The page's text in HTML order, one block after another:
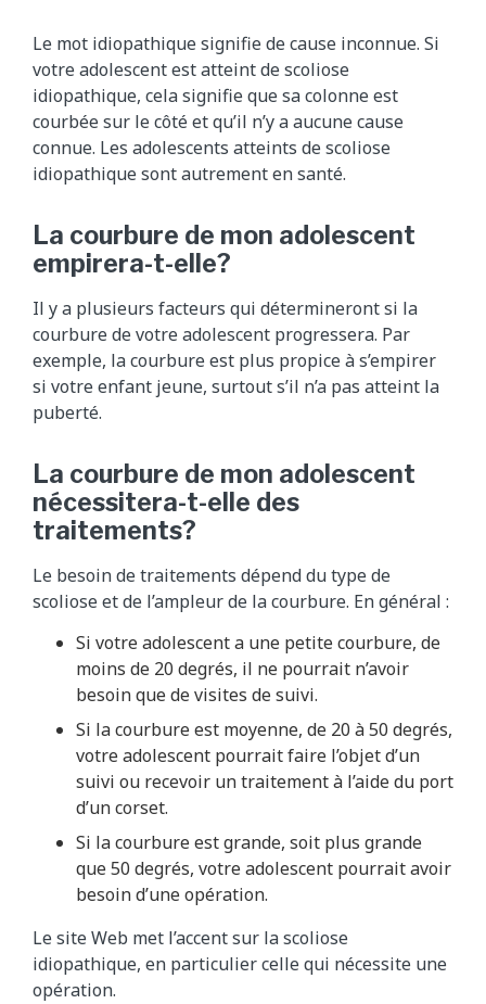
Le mot idiopathique signifie de cause inconnue. Si
votre adolescent est atteint de scoliose
idiopathique, cela signifie que sa colonne est
courbée sur le côté et qu’il n’y a aucune cause
connue. Les adolescents atteints de scoliose
idiopathique sont autrement en santé.
La courbure de mon adolescent
empirera-t-elle?
Il y a plusieurs facteurs qui détermineront si la
courbure de votre adolescent progressera. Par
exemple, la courbure est plus propice à s’empirer
si votre enfant jeune, surtout s’il n’a pas atteint la
puberté.
La courbure de mon adolescent
nécessitera-t-elle des
traitements?
Le besoin de traitements dépend du type de
scoliose et de l’ampleur de la courbure. En général :
Si votre adolescent a une petite courbure, de
moins de 20 degrés, il ne pourrait n’avoir
besoin que de visites de suivi.
Si la courbure est moyenne, de 20 à 50 degrés,
votre adolescent pourrait faire l’objet d’un
suivi ou recevoir un traitement à l’aide du port
d’un corset.
Si la courbure est grande, soit plus grande
que 50 degrés, votre adolescent pourrait avoir
besoin d’une opération.
Le site Web met l’accent sur la scoliose
idiopathique, en particulier celle qui nécessite une
opération.